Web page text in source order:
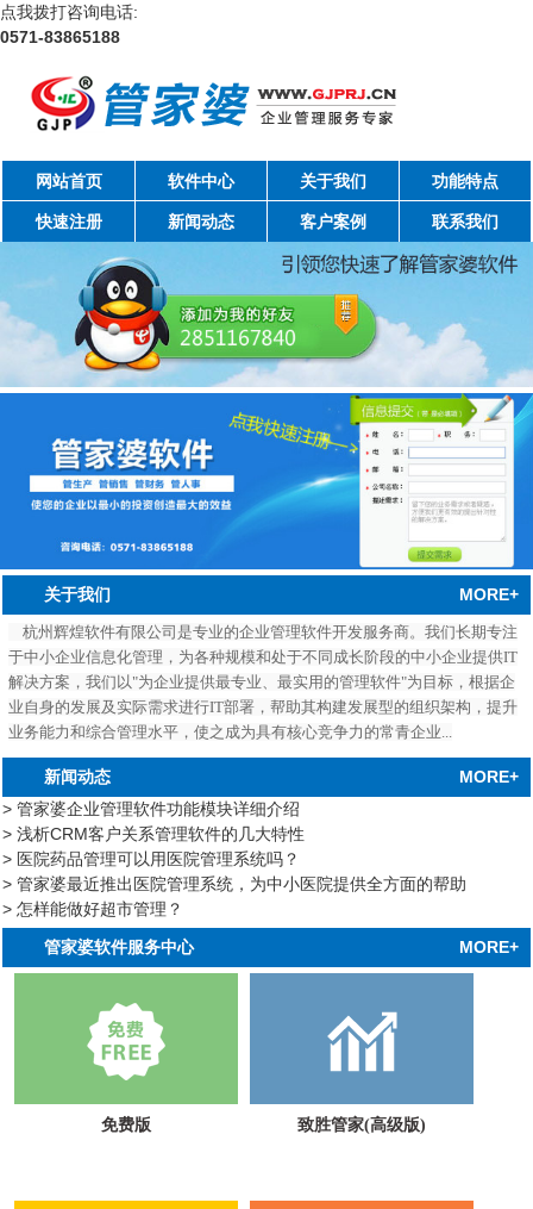
点我拨打咨询电话:
0571-83865188
网站首页 软件中心 关于我们 功能特点
快速注册 新闻动态 客户案例 联系我们
关于我们 MORE+
杭州辉煌软件有限公司是专业的企业管理软件开发服务商。我们长期专注
于中小企业信息化管理，为各种规模和处于不同成长阶段的中小企业提供IT
解决方案，我们以"为企业提供最专业、最实用的管理软件"为目标，根据企
业自身的发展及实际需求进行IT部署，帮助其构建发展型的组织架构，提升
业务能力和综合管理水平，使之成为具有核心竞争力的常青企业...
新闻动态
MORE+
> 管家婆企业管理软件功能模块详细介绍
> 浅析CRM客户关系管理软件的几大特性
> 医院药品管理可以用医院管理系统吗？
> 管家婆最近推出医院管理系统，为中小医院提供全方面的帮助
> 怎样能做好超市管理？
管家婆软件服务中心 MORE+
免费版 致胜管家(高级版)